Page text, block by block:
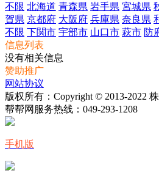
不限 北海道 青森県 岩手県 宮城県
賀県 京都府 大阪府 兵庫県 奈良県
不限 下関市 宇部市 山口市 萩市 防
信息列表
没有相关信息
赞助推广
网站协议
版权所有：Copyright © 2013-2022
帮帮网服务热线： 049-293-1208
手机版